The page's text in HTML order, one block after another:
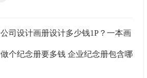
司设计画册设计多少钱1P？一本画
个纪念册要多钱 企业纪念册包含哪